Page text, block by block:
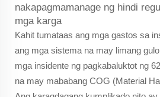
nakapagmamanage ng hindi
mga karga
Kahit tumataas ang mga gastos sa
ang mga sistema na may limang
mga insidente ng pagkabaluktot ng
na may mababang COG (Material